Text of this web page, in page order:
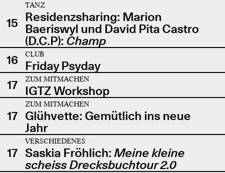
15
TANZ
Residenzsharing: Marion
Baeriswyl und David Pita Castro
(D.C.P): Champ
16
CLUB
Friday Psyday
17
ZUM MITMACHEN
IGTZ Workshop
17
ZUM MITMACHEN
Glühvette: Gemütlich ins neue
Jahr
17
VERSCHIEDENES
Saskia Fröhlich: Meine kleine
scheiss Drecksbuchtour 2.0